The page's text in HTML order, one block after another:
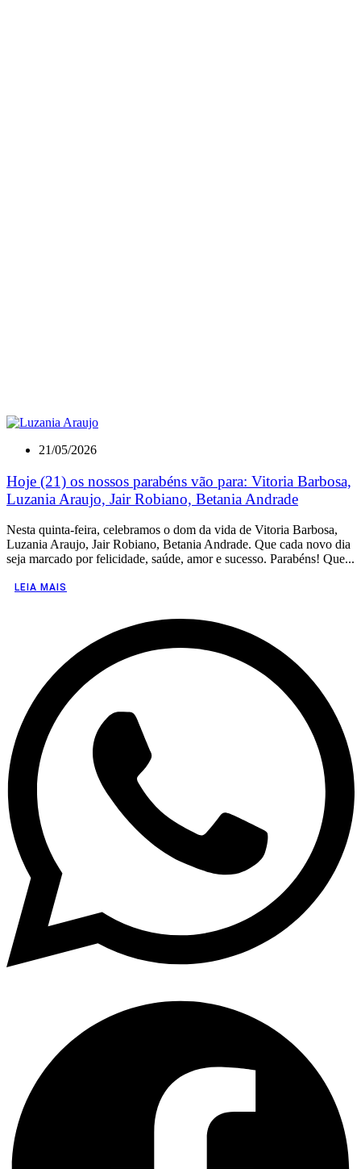
21/05/2026
Hoje (21) os nossos parabéns vão para: Vitoria Barbosa,
Luzania Araujo, Jair Robiano, Betania Andrade
Nesta quinta-feira, celebramos o dom da vida de Vitoria Barbosa,
Luzania Araujo, Jair Robiano, Betania Andrade. Que cada novo dia
seja marcado por felicidade, saúde, amor e sucesso. Parabéns! Que...
LEIA MAIS